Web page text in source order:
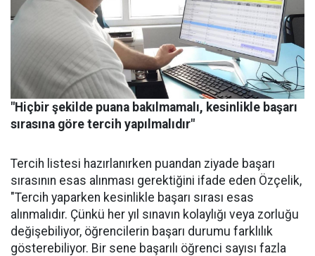
"Hiçbir şekilde puana bakılmamalı, kesinlikle başarı
sırasına göre tercih yapılmalıdır"
Tercih listesi hazırlanırken puandan ziyade başarı
sırasının esas alınması gerektiğini ifade eden Özçelik,
"Tercih yaparken kesinlikle başarı sırası esas
alınmalıdır. Çünkü her yıl sınavın kolaylığı veya zorluğu
değişebiliyor, öğrencilerin başarı durumu farklılık
gösterebiliyor. Bir sene başarılı öğrenci sayısı fazla